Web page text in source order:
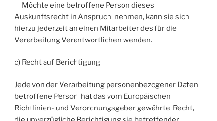
Möchte eine betroffene Person dieses
Auskunftsrecht in Anspruch nehmen, kann sie sich
hierzu jederzeit an einen Mitarbeiter des für die
Verarbeitung Verantwortlichen wenden.
c) Recht auf Berichtigung
Jede von der Verarbeitung personenbezogener Daten
betroffene Person hat das vom Europäischen
Richtlinien- und Verordnungsgeber gewährte Recht,